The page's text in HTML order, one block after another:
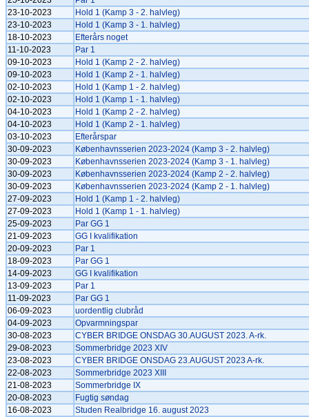
23-10-2023
Hold 1 (Kamp 3 - 2. halvleg)
23-10-2023
Hold 1 (Kamp 3 - 1. halvleg)
18-10-2023
Efterårs noget
11-10-2023
Par 1
09-10-2023
Hold 1 (Kamp 2 - 2. halvleg)
09-10-2023
Hold 1 (Kamp 2 - 1. halvleg)
02-10-2023
Hold 1 (Kamp 1 - 2. halvleg)
02-10-2023
Hold 1 (Kamp 1 - 1. halvleg)
04-10-2023
Hold 1 (Kamp 2 - 2. halvleg)
04-10-2023
Hold 1 (Kamp 2 - 1. halvleg)
03-10-2023
Efterårspar
30-09-2023
Københavnsserien 2023-2024 (Kamp 3 - 2. halvleg)
30-09-2023
Københavnsserien 2023-2024 (Kamp 3 - 1. halvleg)
30-09-2023
Københavnsserien 2023-2024 (Kamp 2 - 2. halvleg)
30-09-2023
Københavnsserien 2023-2024 (Kamp 2 - 1. halvleg)
27-09-2023
Hold 1 (Kamp 1 - 2. halvleg)
27-09-2023
Hold 1 (Kamp 1 - 1. halvleg)
25-09-2023
Par GG 1
21-09-2023
GG I kvalifikation
20-09-2023
Par 1
18-09-2023
Par GG 1
14-09-2023
GG I kvalifikation
13-09-2023
Par 1
11-09-2023
Par GG 1
06-09-2023
uordentlig clubråd
04-09-2023
Opvarmningspar
30-08-2023
CYBER BRIDGE ONSDAG 30.AUGUST 2023. A-rk.
29-08-2023
Sommerbridge 2023 XIV
23-08-2023
CYBER BRIDGE ONSDAG 23.AUGUST 2023 A-rk.
22-08-2023
Sommerbridge 2023 XIII
21-08-2023
Sommerbridge IX
20-08-2023
Fugtig søndag
16-08-2023
Studen Realbridge 16. august 2023